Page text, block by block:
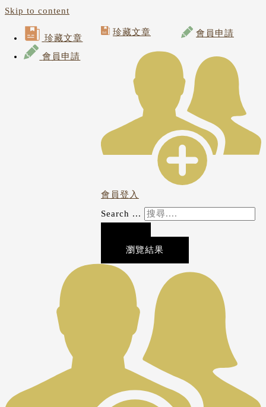
Skip to content
珍藏文章 會員申請
會員登入
Search ...
瀏覽結果
珍藏文章
會員申請